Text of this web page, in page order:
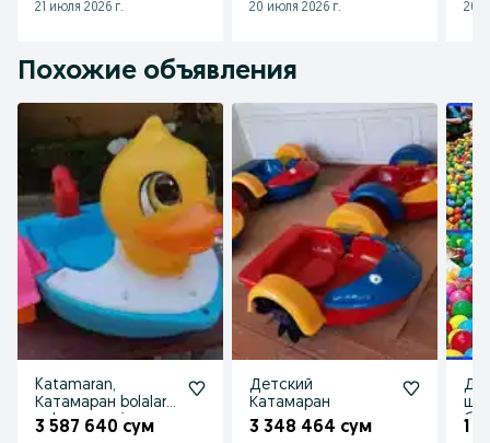
21 июля 2026 г.
20 июля 2026 г.
20
Похожие объявления
Katamaran,
Катамаран bolalar
uchun, yangi
3 587 640 сум
Детский
Катамаран
3 348 464 сум 1